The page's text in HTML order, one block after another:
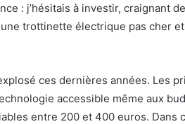
: j’hésitais à investir, craignant
trottinette électrique pas cher
ces dernières années. Les
accessible même aux
entre 200 et 400 euros. Dans